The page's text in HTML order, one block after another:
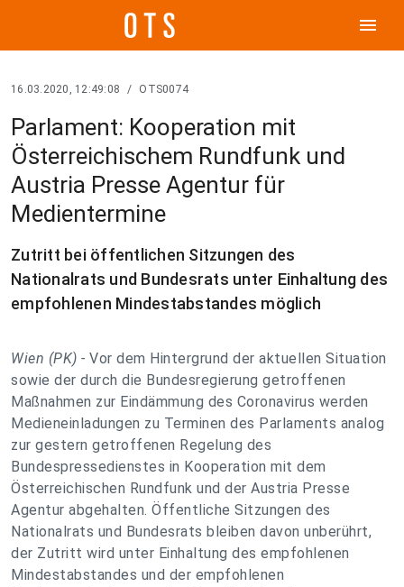
menu
16.03.2020, 12:49:08 / OTS0074
Parlament: Kooperation mit
Österreichischem Rundfunk und
Austria Presse Agentur für
Medientermine
Zutritt bei öffentlichen Sitzungen des
Nationalrats und Bundesrats unter Einhaltung des
empfohlenen Mindestabstandes möglich
Wien (PK) - Vor dem Hintergrund der aktuellen Situation
sowie der durch die Bundesregierung getroffenen
Maßnahmen zur Eindämmung des Coronavirus werden
Medieneinladungen zu Terminen des Parlaments analog
zur gestern getroffenen Regelung des
Bundespressedienstes in Kooperation mit dem
Österreichischen Rundfunk und der Austria Presse
Agentur abgehalten. Öffentliche Sitzungen des
Nationalrats und Bundesrats bleiben davon unberührt,
der Zutritt wird unter Einhaltung des empfohlenen
Mindestabstandes und der empfohlenen